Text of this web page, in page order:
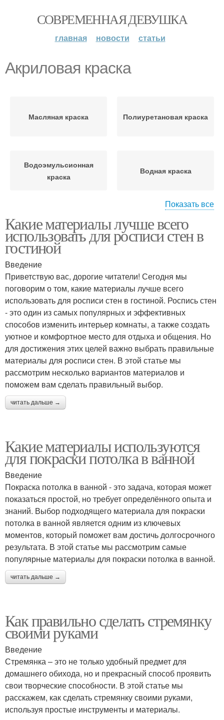
СОВРЕМЕННАЯ ДЕВУШКА
главная новости статьи
Акриловая краска
Масляная краска Полиуретановая краска
Водоэмульсионная
краска
Водная краска
Аэрозольная краска Краска для наклеек
Текстильная краска
Показать все
Какие материалы лучше всего
использовать для росписи стен в
гостиной
Введение
Приветствую вас, дорогие читатели! Сегодня мы
поговорим о том, какие материалы лучше всего
использовать для росписи стен в гостиной. Роспись стен
- это один из самых популярных и эффективных
способов изменить интерьер комнаты, а также создать
уютное и комфортное место для отдыха и общения. Но
для достижения этих целей важно выбрать правильные
материалы для росписи стен. В этой статье мы
рассмотрим несколько вариантов материалов и
поможем вам сделать правильный выбор.
читать дальше →
Какие материалы используются
для покраски потолка в ванной
Введение
Покраска потолка в ванной - это задача, которая может
показаться простой, но требует определённого опыта и
знаний. Выбор подходящего материала для покраски
потолка в ванной является одним из ключевых
моментов, который поможет вам достичь долгосрочного
результата. В этой статье мы рассмотрим самые
популярные материалы для покраски потолка в ванной.
читать дальше →
Как правильно сделать стремянку
своими руками
Введение
Стремянка – это не только удобный предмет для
домашнего обихода, но и прекрасный способ проявить
свои творческие способности. В этой статье мы
расскажем, как сделать стремянку своими руками,
используя простые инструменты и материалы.